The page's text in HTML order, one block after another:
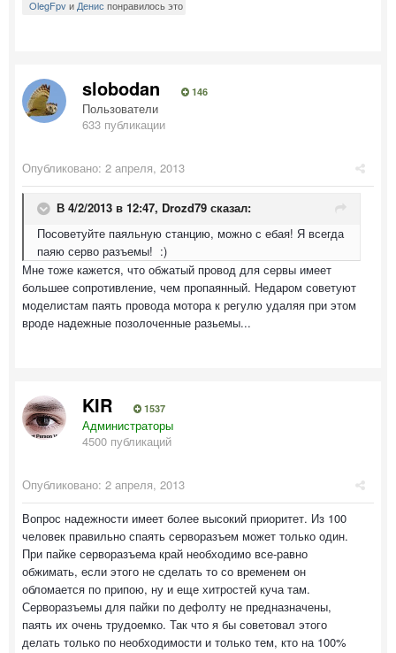
OlegFpvи Денис понравилось это
slobodan 146
Пользователи
633 публикации
Опубликовано: 2 апреля, 2013
В 4/2/2013 в 12:47, Drozd79 сказал:
Посоветуйте паяльную станцию, можно с ебая! Я всегда
паяю серво разъемы! :)
Мне тоже кажется, что обжатый провод для сервы имеет
большее сопротивление, чем пропаянный. Недаром советуют
моделистам паять провода мотора к регулю удаляя при этом
вроде надежные позолоченные разьемы...
KIR 1537
Администраторы
4500 публикаций
Опубликовано: 2 апреля, 2013
Вопрос надежности имеет более высокий приоритет. Из 100
человек правильно спаять серворазъем может только один.
При пайке серворазъема край необходимо все-равно
обжимать, если этого не сделать то со временем он
обломается по припою, ну и еще хитростей куча там.
Серворазъемы для пайки по дефолту не предназначены,
паять их очень трудоемко. Так что я бы советовал этого
делать только по необходимости и только тем, кто на 100%